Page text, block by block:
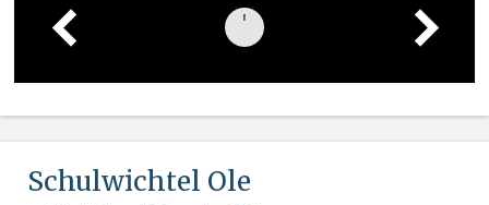
Schulwichtel Ole